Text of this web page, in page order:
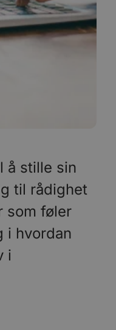
å stille sin
til rådighet
som føler
i hvordan
i